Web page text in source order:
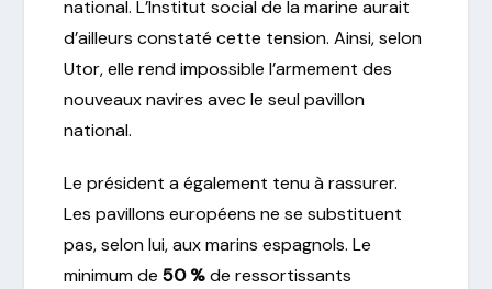
national. L’Institut social de la marine aurait
d’ailleurs constaté cette tension. Ainsi, selon
Utor, elle rend impossible l’armement des
nouveaux navires avec le seul pavillon
national.
Le président a également tenu à rassurer.
Les pavillons européens ne se substituent
pas, selon lui, aux marins espagnols. Le
minimum de50 %de ressortissants